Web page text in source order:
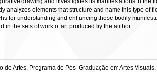
drawing and investigates its manifestations in the
elements that structure and name this type of
for understanding and enhancing these bodily
in the sets of work of art produced by the author.
Artes, Programa de Pós- Graduação em Artes